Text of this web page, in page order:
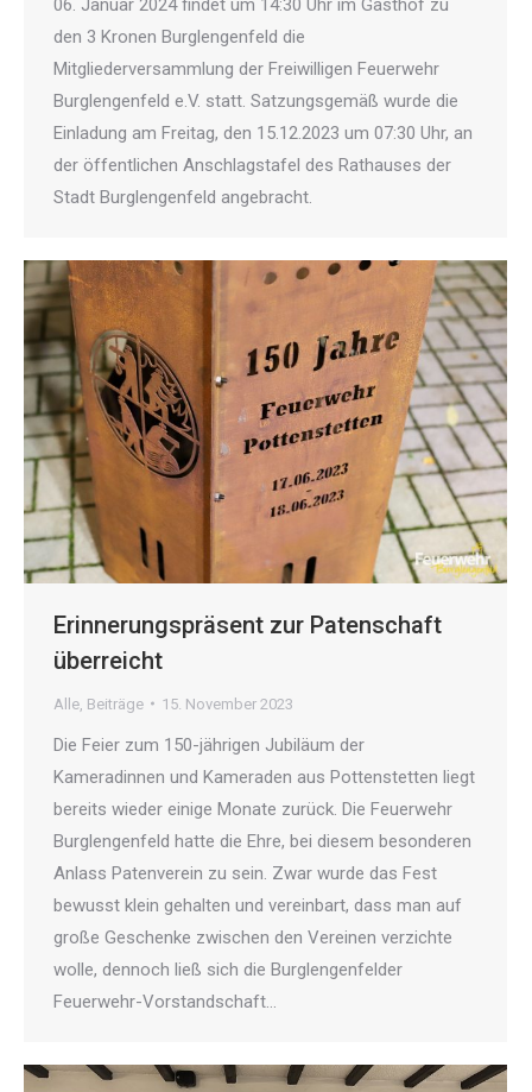
den 3 Kronen Burglengenfeld die
Mitgliederversammlung der Freiwilligen Feuerwehr
Burglengenfeld e.V. statt. Satzungsgemäß wurde die
Einladung am Freitag, den 15.12.2023 um 07:30 Uhr, an
der öffentlichen Anschlagstafel des Rathauses der
Stadt Burglengenfeld angebracht.
Erinnerungspräsent zur Patenschaft
überreicht
Alle Beiträge 15. November 2023
Die Feier zum 150-jährigen Jubiläum der
Kameradinnen und Kameraden aus Pottenstetten liegt
bereits wieder einige Monate zurück. Die Feuerwehr
Burglengenfeld hatte die Ehre, bei diesem besonderen
Anlass Patenverein zu sein. Zwar wurde das Fest
bewusst klein gehalten und vereinbart, dass man auf
große Geschenke zwischen den Vereinen verzichte
wolle, dennoch ließ sich die Burglengenfelder
Feuerwehr-Vorstandschaft…